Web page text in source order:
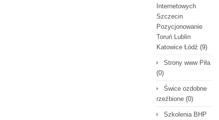
Internetowych
Szczecin
Pozycjonowanie
Toruń Lublin
Katowice Łódź (9)
Strony www Piła
(0)
Świce ozdobne
rzeźbione (0)
Szkolenia BHP